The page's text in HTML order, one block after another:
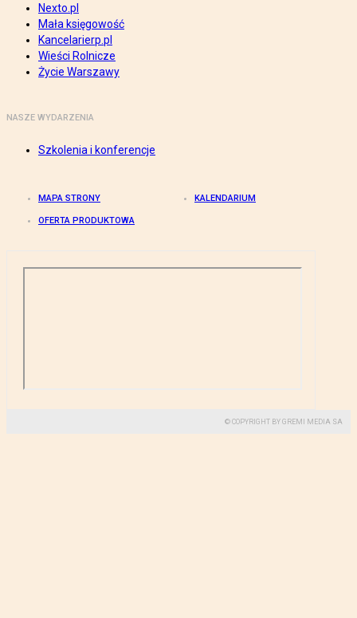
Nexto.pl
Mała księgowość
Kancelarierp.pl
Wieści Rolnicze
Życie Warszawy
NASZE WYDARZENIA
Szkolenia i konferencje
MAPA STRONY KALENDARIUM
OFERTA PRODUKTOWA
© COPYRIGHT BY GREMI MEDIA SA